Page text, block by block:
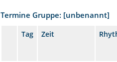
Termine Gruppe: [unbenannt]
Tag Zeit